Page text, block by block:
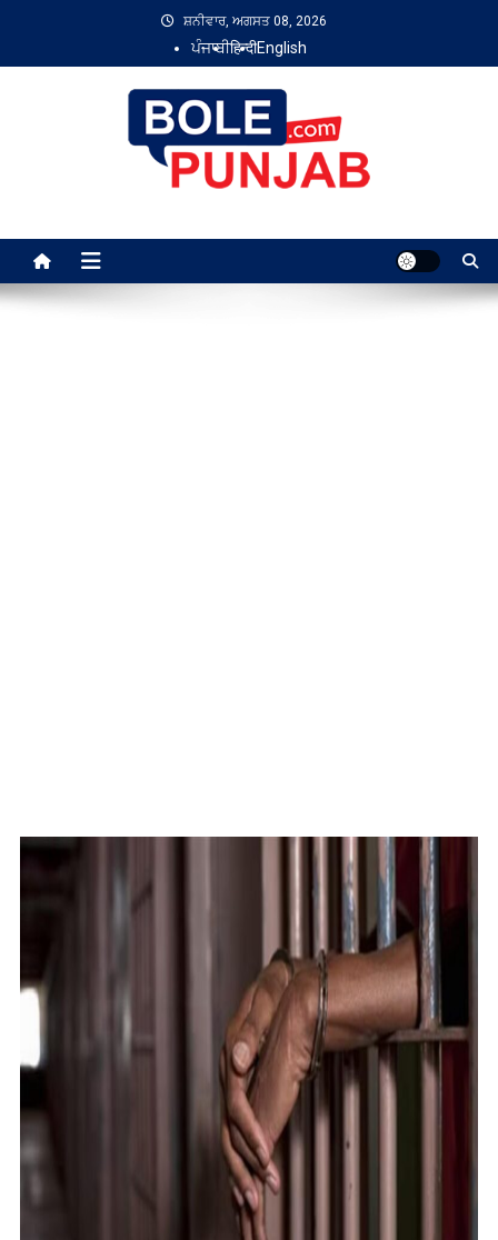
content
ਸ਼ਨੀਵਾਰ, ਅਗਸਤ 08, 2026
ਪੰਜਾਬੀहिन्दीEnglish